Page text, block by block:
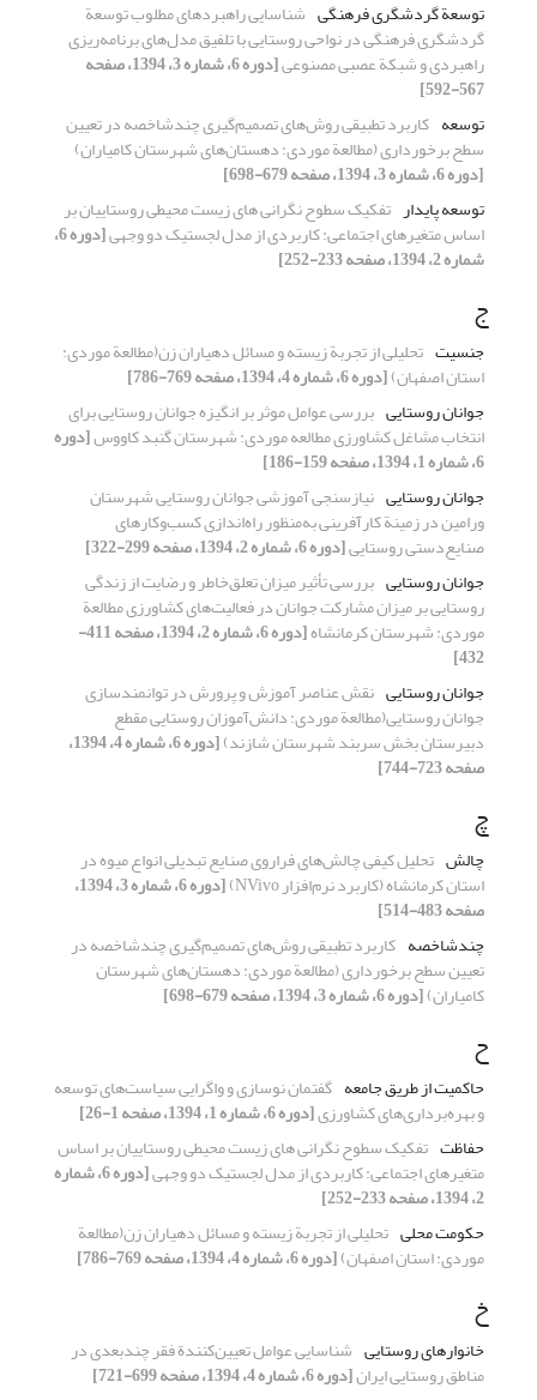
توسعة گردشگری فرهنگی شناسایی راهبردهای مطلوب توسعة
گردشگری فرهنگی در نواحی روستایی با تلفیق مدل‌های برنامه‌ریزی
راهبردی و شبکة عصبی مصنوعی [دوره 6، شماره 3، 1394، صفحه
567-592]
توسعه کاربرد تطبیقی روش‌های تصمیم‌گیری چندشاخصه در تعیین
سطح برخورداری (مطالعة موردی: دهستان‌های شهرستان کامیاران)
[دوره 6، شماره 3، 1394، صفحه 679-698]
توسعه پایدار تفکیک سطوح نگرانی های زیست محیطی روستاییان بر
اساس متغیرهای اجتماعی: کاربردی از مدل لجستیک دو وجهی [دوره 6،
شماره 2، 1394، صفحه 233-252]
ج
جنسیت تحلیلی از تجربة ‌‌زیسته و مسائل دهیاران زن(مطالعة ‌‌موردی:
استان اصفهان)[دوره 6، شماره 4، 1394، صفحه 769-786]
جوانان روستایی بررسی عوامل موثر بر انگیزه جوانان روستایی برای
انتخاب مشاغل کشاورزی مطالعه موردی: شهرستان گنبد کاووس[دوره
6، شماره 1، 1394، صفحه 159-186]
جوانان روستایی نیازسنجی آموزشی جوانان روستایی شهرستان
ورامین در زمینة کارآفرینی به‌منظور راه‌اندازی کسب‌و‌کارهای
صنایع‌دستی روستایی[دوره 6، شماره 2، 1394، صفحه 299-322]
جوانان روستایی بررسی تأثیر میزان تعلق‌خاطر و رضایت از زندگی
روستایی بر میزان مشارکت جوانان در فعالیت‌های کشاورزی مطالعة
موردی: شهرستان کرمانشاه [دوره 6، شماره 2، 1394، صفحه 411-
432]
جوانان روستایی نقش عناصر آموزش و پرورش در توانمندسازی
جوانان روستایی(مطالعة موردی: دانش‌‌آموزان روستایی مقطع
دبیرستان بخش سربند شهرستان شازند) [دوره 6، شماره 4، 1394،
صفحه 723-744]
چ
چالش تحلیل کیفی چالش‌های فراروی صنایع تبدیلی انواع میوه در
استان کرمانشاه (کاربرد نرم‌افزار NVivo) [دوره 6، شماره 3، 1394،
صفحه 483-514]
چندشاخصه کاربرد تطبیقی روش‌های تصمیم‌گیری چندشاخصه در
تعیین سطح برخورداری (مطالعة موردی: دهستان‌های شهرستان
کامیاران)[دوره 6، شماره 3، 1394، صفحه 679-698]
ح
حاکمیت از طریق جامعه گفتمان نوسازی و واگرایی سیاست‌های توسعه
و بهره‌برداری‌های کشاورزی[دوره 6، شماره 1، 1394، صفحه 1-26]
حفاظت تفکیک سطوح نگرانی های زیست محیطی روستاییان بر اساس
متغیرهای اجتماعی: کاربردی از مدل لجستیک دو وجهی [دوره 6، شماره
2، 1394، صفحه 233-252]
حکومت محلی تحلیلی از تجربة ‌‌زیسته و مسائل دهیاران زن(مطالعة
‌‌موردی: استان اصفهان)[دوره 6، شماره 4، 1394، صفحه 769-786]
خ
خانوارهای روستایی شناسایی عوامل تعیین‌کنندة فقر چندبعدی در
مناطق روستایی ایران[دوره 6، شماره 4، 1394، صفحه 699-721]